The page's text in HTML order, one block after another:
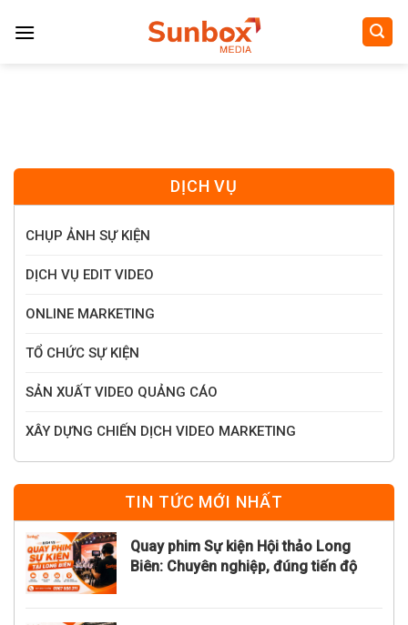
DỊCH VỤ
CHỤP ẢNH SỰ KIỆN
DỊCH VỤ EDIT VIDEO
ONLINE MARKETING
TỔ CHỨC SỰ KIỆN
SẢN XUẤT VIDEO QUẢNG CÁO
XÂY DỰNG CHIẾN DỊCH VIDEO MARKETING
TIN TỨC MỚI NHẤT
Quay phim Sự kiện Hội thảo Long
Biên: Chuyên nghiệp, đúng tiến độ